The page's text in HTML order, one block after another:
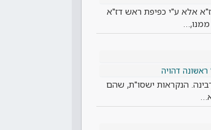
אלא ע"י כפיפת ראש דז"א
דהויה
הנקראות ישסו"ת, שהם